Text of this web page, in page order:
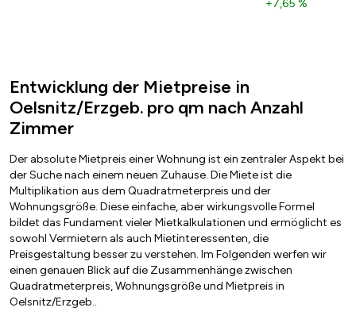
+7,65 %
Entwicklung der Mietpreise in
Oelsnitz/Erzgeb. pro qm nach Anzahl
Zimmer
Der absolute Mietpreis einer Wohnung ist ein zentraler Aspekt bei
der Suche nach einem neuen Zuhause. Die Miete ist die
Multiplikation aus dem Quadratmeterpreis und der
Wohnungsgröße. Diese einfache, aber wirkungsvolle Formel
bildet das Fundament vieler Mietkalkulationen und ermöglicht es
sowohl Vermietern als auch Mietinteressenten, die
Preisgestaltung besser zu verstehen. Im Folgenden werfen wir
einen genauen Blick auf die Zusammenhänge zwischen
Quadratmeterpreis, Wohnungsgröße und Mietpreis in
Oelsnitz/Erzgeb..